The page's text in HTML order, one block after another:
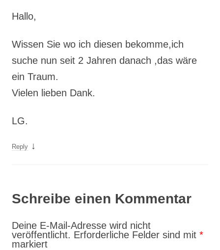
Hallo,
Wissen Sie wo ich diesen bekomme,ich
suche nun seit 2 Jahren danach ,das wäre
ein Traum.
Vielen lieben Dank.
LG.
Reply ↓
Schreibe einen Kommentar
Deine E-Mail-Adresse wird nicht
veröffentlicht. Erforderliche Felder sind mit *
markiert